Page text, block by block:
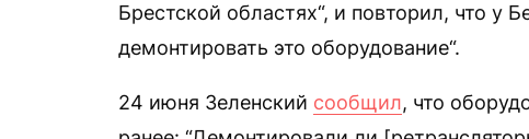
Брестской областях“, и повторил, что у
демонтировать это оборудование“.
24 июня Зеленский сообщил, что